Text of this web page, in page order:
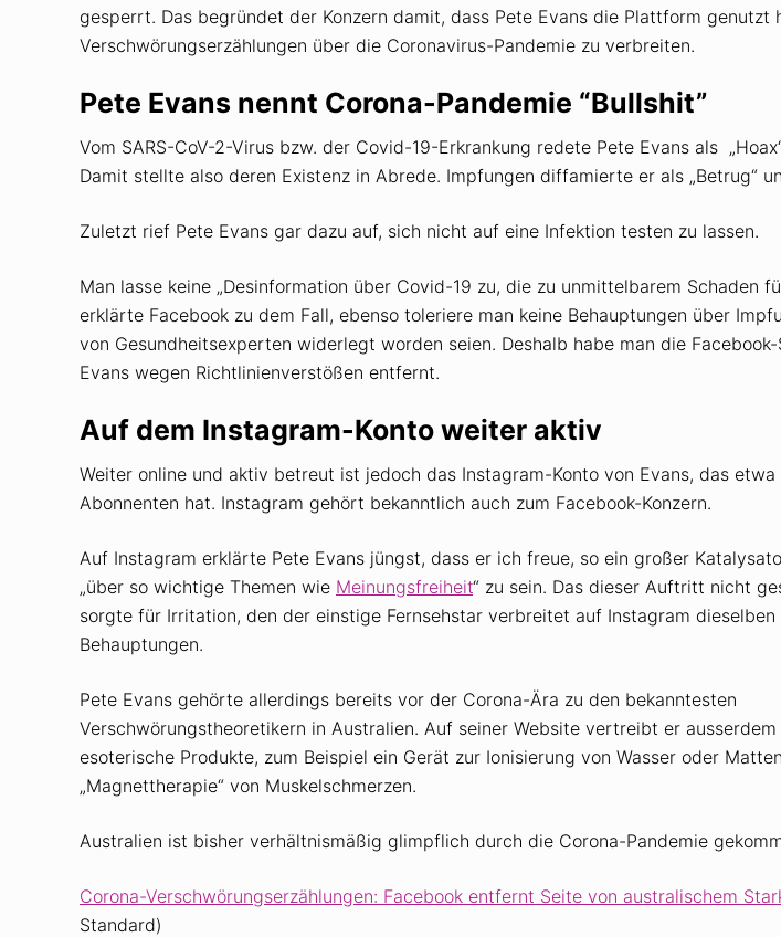
gesperrt. Das begründet der Konzern damit, dass Pete Evans die Plattform genutzt
Verschwörungserzählungen über die Coronavirus-Pandemie zu verbreiten.
Pete Evans nennt Corona-Pandemie “Bullshit”
Vom SARS-CoV-2-Virus bzw. der Covid-19-Erkrankung redete Pete Evans als
Damit stellte also deren Existenz in Abrede. Impfungen diffamierte er als „Betrug“
Zuletzt rief Pete Evans gar dazu auf, sich nicht auf eine Infektion testen zu lassen.
Man lasse keine „Desinformation über Covid-19 zu, die zu unmittelbarem Schaden
erklärte Facebook zu dem Fall, ebenso toleriere man keine Behauptungen über
von Gesundheitsexperten widerlegt worden seien. Deshalb habe man die
Evans wegen Richtlinienverstößen entfernt.
Auf dem Instagram-Konto weiter aktiv
Weiter online und aktiv betreut ist jedoch das Instagram-Konto von Evans, das
Abonnenten hat. Instagram gehört bekanntlich auch zum Facebook-Konzern.
Auf Instagram erklärte Pete Evans jüngst, dass er ich freue, so ein großer
„über so wichtige Themen wie Meinungsfreiheit“ zu sein. Das dieser Auftritt nicht
sorgte für Irritation, den der einstige Fernsehstar verbreitet auf Instagram dieselben
Behauptungen.
Pete Evans gehörte allerdings bereits vor der Corona-Ära zu den bekanntesten
Verschwörungstheoretikern in Australien. Auf seiner Website vertreibt er
esoterische Produkte, zum Beispiel ein Gerät zur Ionisierung von Wasser oder
„Magnettherapie“ von Muskelschmerzen.
Australien ist bisher verhältnismäßig glimpflich durch die Corona-Pandemie
Corona-Verschwörungserzählungen: Facebook entfernt Seite von australischem
Standard)